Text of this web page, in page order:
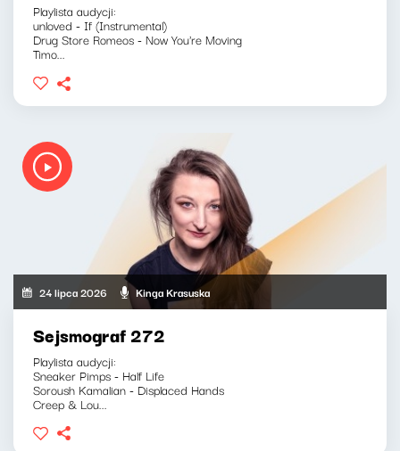
Playlista audycji:
unloved - If (Instrumental)
Drug Store Romeos - Now You're Moving
Timo...
24 lipca 2026 Kinga Krasuska
Sejsmograf 272
Playlista audycji:
Sneaker Pimps - Half Life
Soroush Kamalian - Displaced Hands
Creep & Lou...